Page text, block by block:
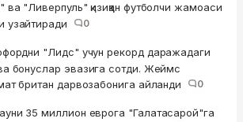
ва "Ливерпуль" қизиққан футболчи жамоаси
узайтиради
0
"Лидс" учун рекорд даражадаги
бонуслар эвазига сотди. Жеймс
британ дарвозабонига айланди
0
35 миллион еврога "Галатасарой"га